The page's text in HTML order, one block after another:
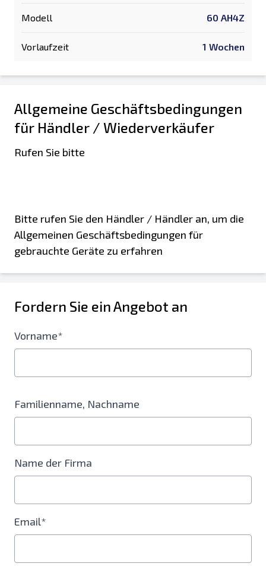
Modell 60 AH4Z
Vorlaufzeit 1 Wochen
Allgemeine Geschäftsbedingungen
für Händler / Wiederverkäufer
Rufen Sie bitte
Bitte rufen Sie den Händler / Händler an, um die
Allgemeinen Geschäftsbedingungen für
gebrauchte Geräte zu erfahren
Fordern Sie ein Angebot an
Vorname*
Familienname, Nachname
Name der Firma
Email*